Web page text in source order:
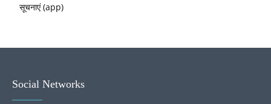
सूचनाएं (app)
Social Networks